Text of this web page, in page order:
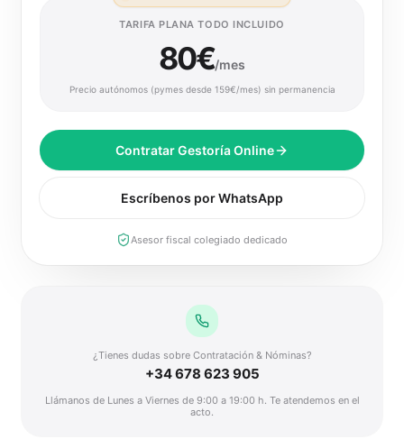
TARIFA PLANA TODO INCLUIDO
80€/mes
Precio autónomos (pymes desde 159€/mes) sin permanencia
Contratar Gestoría Online
Escríbenos por WhatsApp
Asesor fiscal colegiado dedicado
¿Tienes dudas sobre Contratación & Nóminas?
+34 678 623 905
Llámanos de Lunes a Viernes de 9:00 a 19:00 h. Te atendemos en el
acto.